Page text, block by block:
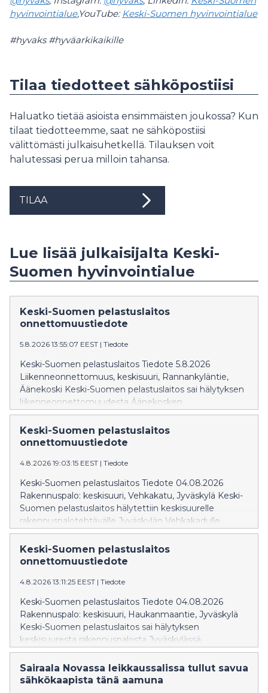
hyvinvointialue,YouTube:Keski-Suomen hyvinvointialue
#hyvaks #hyväarkikaikille
Tilaa tiedotteet sähköpostiisi
Haluatko tietää asioista ensimmäisten joukossa? Kun
tilaat tiedotteemme, saat ne sähköpostiisi
välittömästi julkaisuhetkellä. Tilauksen voit
halutessasi perua milloin tahansa.
TILAA
Lue lisää julkaisijalta Keski-
Suomen hyvinvointialue
Keski-Suomen pelastuslaitos
onnettomuustiedote
5.8.2026 13:55:07 EEST | Tiedote
Keski-Suomen pelastuslaitos Tiedote 5.8.2026
Liikenneonnettomuus, keskisuuri, Rannankyläntie,
Äänekoski Keski-Suomen pelastuslaitos sai hälytyksen
liikenneonnettomuudesta Äänekosken
Rannankyläntielle 20 yli yhden iltapäivällä.
Täysperävaunuyhdistelmä oli ajamassa pohjoiseen päin
Jyväskyläntietä, kun yhdistelmä suistui tieltä päätyen
onnettomuudessa ja Rannankyläntie on toistaiseksi
suljettu liikenteeltä. Onnettomuudessa ei aiheutunut
henkilövahinkoja.
Keski-Suomen pelastuslaitos
onnettomuustiedote
4.8.2026 19:03:15 EEST | Tiedote
Keski-Suomen pelastuslaitos Tiedote 04.08.2026
Rakennuspalo: keskisuuri, Vehkakatu, Jyväskylä Keski-
Suomen pelastuslaitos hälytettiin keskisuurelle
rakennuspalotehtävälle Jyväskylän Vehkakadulle.
Tehtävälle hälytettiin kuusi pelastuslaitoksen yksikköä.
Kysessä oli liedelle kärähtäneet ruoat. Varsinaista paloa
ei ollut, eikä tilanteesta aiheutunut henkilövahinkoja.
112
Keski-Suomen pelastuslaitos
onnettomuustiedote
4.8.2026 13:11:25 EEST | Tiedote
Keski-Suomen pelastuslaitos Tiedote 04.08.2026
Rakennuspalo: keskisuuri, Haukanmaantie, Jyväskylä
Keski-Suomen pelastuslaitos sai hälytyksen
keskisuuresta rakennuspalosta Jyväskylässä
Haukanmaantiellä. Tehtävälle hälytettiin seitsemän
pelastuslaitoksen yksikköä. Kohteessa syttyi liedellä
rasvapalo, joka saatiin sammumaan
Sairaala Novassa leikkaussalissa tullut savua
sähkökaapista tänä aamuna